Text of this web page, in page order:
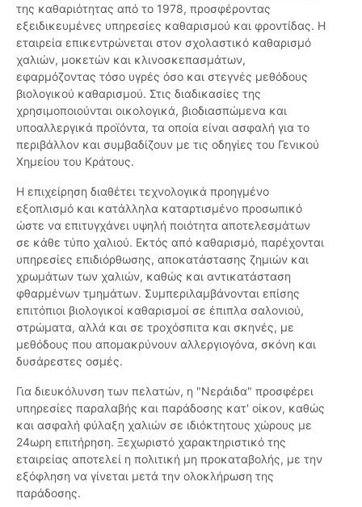
της καθαριότητας από το 1978, προσφέροντας
εξειδικευμένες υπηρεσίες καθαρισμού και φροντίδας. Η
εταιρεία επικεντρώνεται στον σχολαστικό καθαρισμό
χαλιών, μοκετών και κλινοσκεπασμάτων,
εφαρμόζοντας τόσο υγρές όσο και στεγνές μεθόδους
βιολογικού καθαρισμού. Στις διαδικασίες της
χρησιμοποιούνται οικολογικά, βιοδιασπώμενα και
υποαλλεργικά προϊόντα, τα οποία είναι ασφαλή για το
περιβάλλον και συμβαδίζουν με τις οδηγίες του Γενικού
Χημείου του Κράτους.
Η επιχείρηση διαθέτει τεχνολογικά προηγμένο
εξοπλισμό και κατάλληλα καταρτισμένο προσωπικό
ώστε να επιτυγχάνει υψηλή ποιότητα αποτελεσμάτων
σε κάθε τύπο χαλιού. Εκτός από καθαρισμό, παρέχονται
υπηρεσίες επιδιόρθωσης, αποκατάστασης ζημιών και
χρωμάτων των χαλιών, καθώς και αντικατάσταση
φθαρμένων τμημάτων. Συμπεριλαμβάνονται επίσης
επιτόπιοι βιολογικοί καθαρισμοί σε έπιπλα σαλονιού,
στρώματα, αλλά και σε τροχόσπιτα και σκηνές, με
μεθόδους που απομακρύνουν αλλεργιογόνα, σκόνη και
δυσάρεστες οσμές.
Για διευκόλυνση των πελατών, η "Νεράιδα" προσφέρει
υπηρεσίες παραλαβής και παράδοσης κατ' οίκον, καθώς
και ασφαλή φύλαξη χαλιών σε ιδιόκτητους χώρους με
24ωρη επιτήρηση. Ξεχωριστό χαρακτηριστικό της
εταιρείας αποτελεί η πολιτική μη προκαταβολής, με την
εξόφληση να γίνεται μετά την ολοκλήρωση της
παράδοσης.